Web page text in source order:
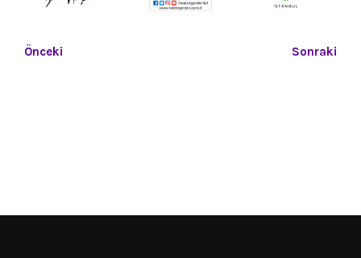
Önceki Sonraki